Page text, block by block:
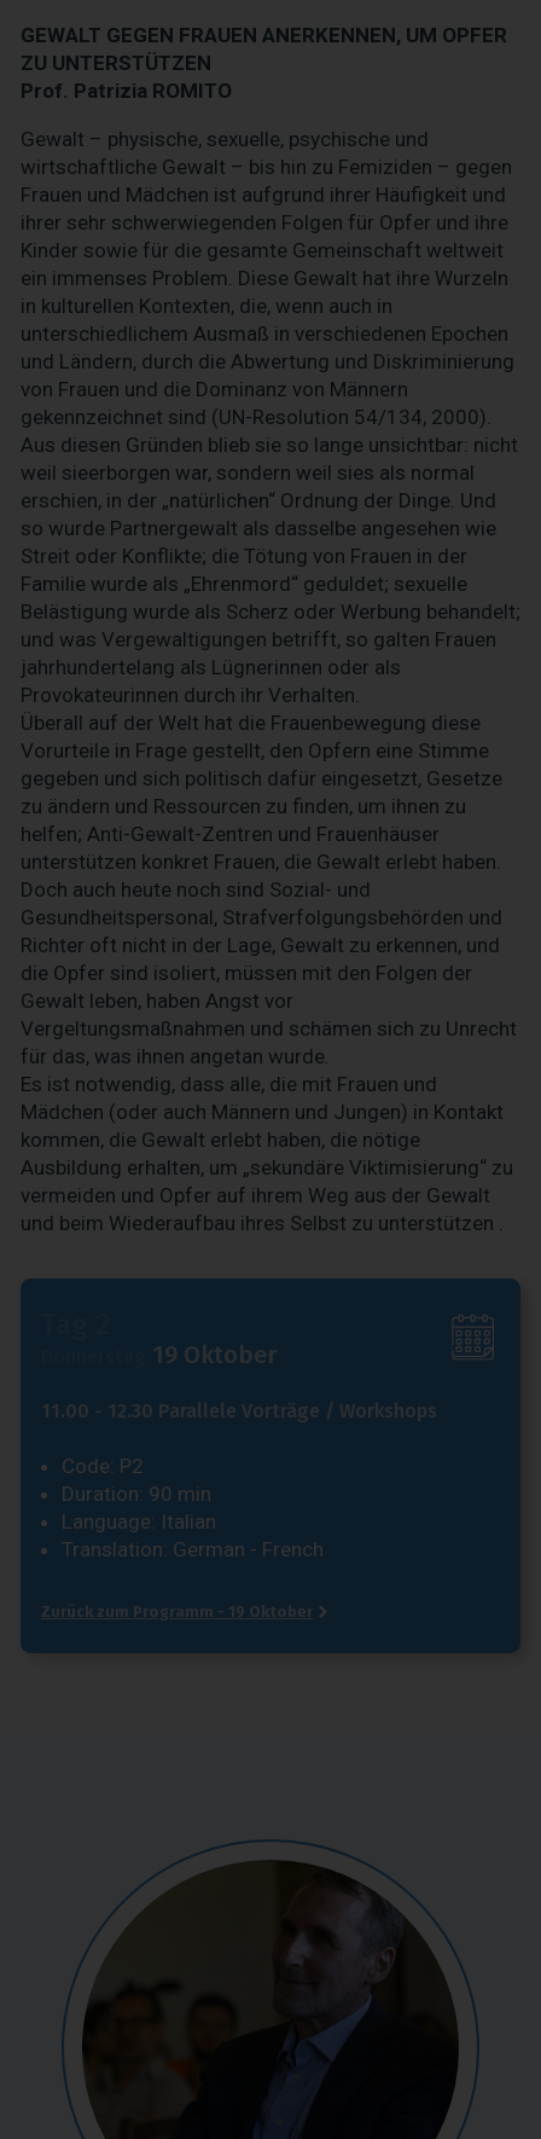
GEWALT GEGEN FRAUEN ANERKENNEN, UM OPFER
ZU UNTERSTÜTZEN
Prof. Patrizia ROMITO
Gewalt – physische, sexuelle, psychische und
wirtschaftliche Gewalt – bis hin zu Femiziden – gegen
Frauen und Mädchen ist aufgrund ihrer Häufigkeit und
ihrer sehr schwerwiegenden Folgen für Opfer und ihre
Kinder sowie für die gesamte Gemeinschaft weltweit
ein immenses Problem. Diese Gewalt hat ihre Wurzeln
in kulturellen Kontexten, die, wenn auch in
unterschiedlichem Ausmaß in verschiedenen Epochen
und Ländern, durch die Abwertung und Diskriminierung
von Frauen und die Dominanz von Männern
gekennzeichnet sind (UN-Resolution 54/134, 2000).
Aus diesen Gründen blieb sie so lange unsichtbar: nicht
weil sieerborgen war, sondern weil sies als normal
erschien, in der „natürlichen“ Ordnung der Dinge. Und
so wurde Partnergewalt als dasselbe angesehen wie
Streit oder Konflikte; die Tötung von Frauen in der
Familie wurde als „Ehrenmord“ geduldet; sexuelle
Belästigung wurde als Scherz oder Werbung behandelt;
und was Vergewaltigungen betrifft, so galten Frauen
jahrhundertelang als Lügnerinnen oder als
Provokateurinnen durch ihr Verhalten.
Überall auf der Welt hat die Frauenbewegung diese
Vorurteile in Frage gestellt, den Opfern eine Stimme
gegeben und sich politisch dafür eingesetzt, Gesetze
zu ändern und Ressourcen zu finden, um ihnen zu
helfen; Anti-Gewalt-Zentren und Frauenhäuser
unterstützen konkret Frauen, die Gewalt erlebt haben.
Doch auch heute noch sind Sozial- und
Gesundheitspersonal, Strafverfolgungsbehörden und
Richter oft nicht in der Lage, Gewalt zu erkennen, und
die Opfer sind isoliert, müssen mit den Folgen der
Gewalt leben, haben Angst vor
Vergeltungsmaßnahmen und schämen sich zu Unrecht
für das, was ihnen angetan wurde.
Es ist notwendig, dass alle, die mit Frauen und
Mädchen (oder auch Männern und Jungen) in Kontakt
kommen, die Gewalt erlebt haben, die nötige
Ausbildung erhalten, um „sekundäre Viktimisierung“ zu
vermeiden und Opfer auf ihrem Weg aus der Gewalt
und beim Wiederaufbau ihres Selbst zu unterstützen .
19 Oktober
11.00 - 12.30 Parallele Vorträge / Workshops
Code: P2
Duration: 90 min
Language: Italian
Translation: German - French
Zurück zum Programm - 19 Oktober